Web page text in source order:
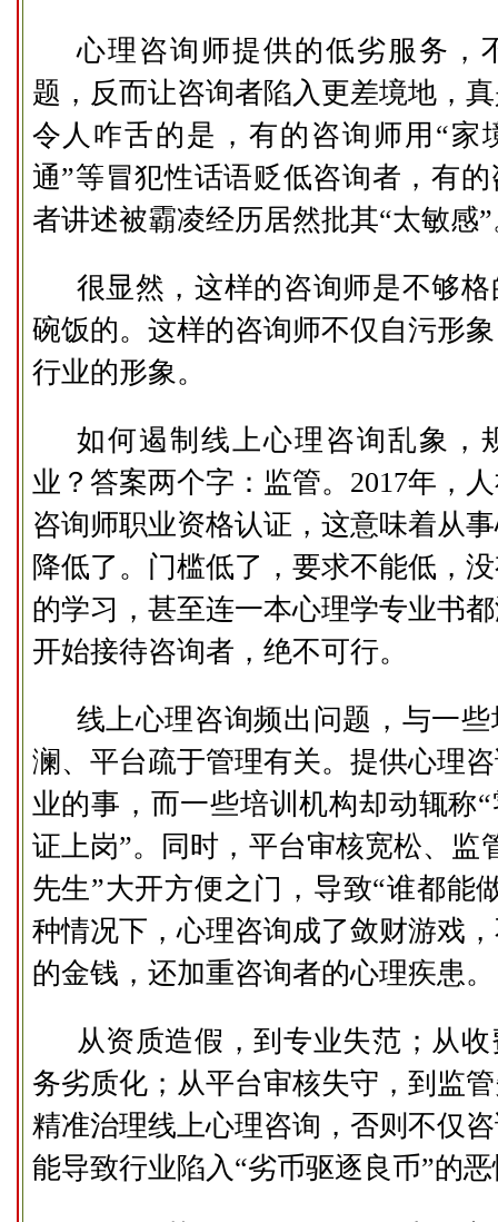
心理咨询师提供的低劣服务，
题，反而让咨询者陷入更差境地，
令人咋舌的是，有的咨询师用“家
通”等冒犯性话语贬低咨询者，有
者讲述被霸凌经历居然批其“太敏感
很显然，这样的咨询师是不够
碗饭的。这样的咨询师不仅自污形
行业的形象。
如何遏制线上心理咨询乱象，
业？答案两个字：监管。2017年，
咨询师职业资格认证，这意味着从
降低了。门槛低了，要求不能低，
的学习，甚至连一本心理学专业书
开始接待咨询者，绝不可行。
线上心理咨询频出问题，与一
澜、平台疏于管理有关。提供心理
业的事，而一些培训机构却动辄称
证上岗”。同时，平台审核宽松、监
先生”大开方便之门，导致“谁都能
种情况下，心理咨询成了敛财游戏
的金钱，还加重咨询者的心理疾患。
从资质造假，到专业失范；从
务劣质化；从平台审核失守，到监
精准治理线上心理咨询，否则不仅
能导致行业陷入“劣币驱逐良币”的